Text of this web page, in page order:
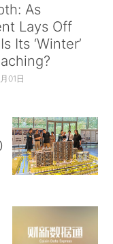
As
Lays Off
Its ‘Winter’
01日